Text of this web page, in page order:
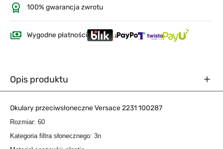
100% gwarancja zwrotu
Wygodne płatności
Opis produktu
Okulary przeciwsłoneczne Versace 2231 100287
Rozmiar: 60
Kategoria filtra słonecznego: 3n